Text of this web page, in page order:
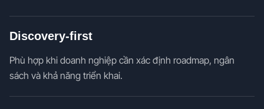
Discovery-first
Phù hợp khi doanh nghiệp cần xác định roadmap, ngân
sách và khả năng triển khai.